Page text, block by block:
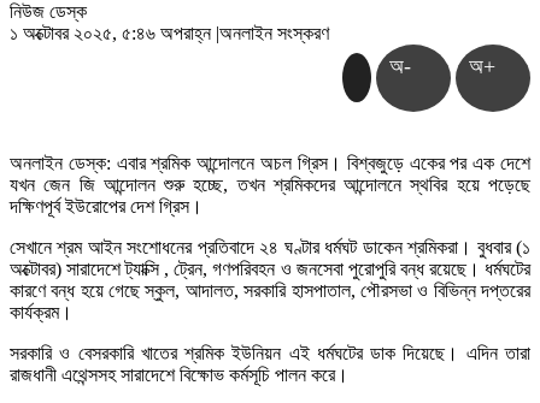
নিউজ ডেস্ক
১ অক্টোবর ২০২৫, ৫:৪৬ অপরাহ্ন |অনলাইন সংস্করণ
অ- অ+
অনলাইন ডেস্ক: এবার শ্রমিক আন্দোলনে অচল গ্রিস। বিশ্বজুড়ে একের পর এক দেশে
যখন জেন জি আন্দোলন শুরু হচ্ছে, তখন শ্রমিকদের আন্দোলনে স্থবির হয়ে পড়েছে
দক্ষিণপূর্ব ইউরোপের দেশ গ্রিস।
সেখানে শ্রম আইন সংশোধনের প্রতিবাদে ২৪ ঘণ্টার ধর্মঘট ডাকেন শ্রমিকরা। বুধবার (১
অক্টোবর) সারাদেশে ট্যাক্সি , ট্রেন, গণপরিবহন ও জনসেবা পুরোপুরি বন্ধ রয়েছে। ধর্মঘটের
কারণে বন্ধ হয়ে গেছে স্কুল, আদালত, সরকারি হাসপাতাল, পৌরসভা ও বিভিন্ন দপ্তরের
কার্যক্রম।
সরকারি ও বেসরকারি খাতের শ্রমিক ইউনিয়ন এই ধর্মঘটের ডাক দিয়েছে। এদিন তারা
রাজধানী এথেন্সসহ সারাদেশে বিক্ষোভ কর্মসূচি পালন করে।